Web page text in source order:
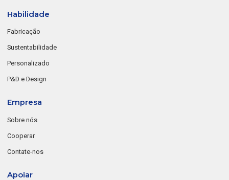
Habilidade
Fabricação
Sustentabilidade
Personalizado
P&D e Design
Empresa
Sobre nós
Cooperar
Contate-nos
Apoiar